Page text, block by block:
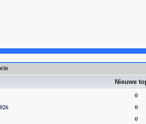
Nieuwe
0
0
0